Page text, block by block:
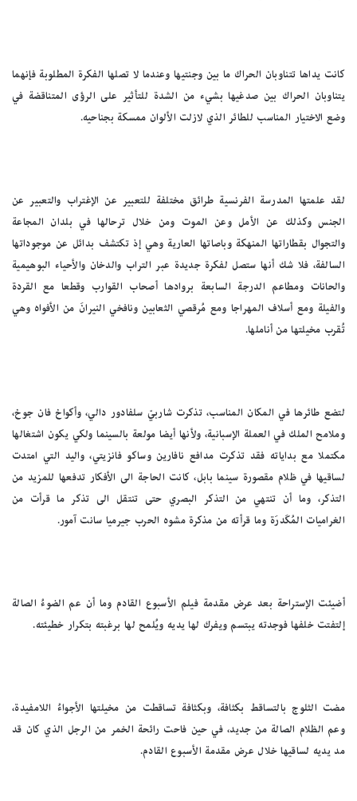
كانت يداها تتناوبان الحراك ما بين وجنتيها وعندما لا تصلها الفكرة المطلوبة فإنهما
يتناوبان الحراك بين صدغيها بشيء من الشدة للتأثير على الرؤى المتناقضة في
وضع الاختيار المناسب للطائر الذي لازلت الألوان ممسكة بجناحيه.
لقد علمتها المدرسة الفرنسية طرائق مختلفة للتعبير عن الإغتراب والتعبير عن
الجنس وكذلك عن الأمل وعن الموت ومن خلال ترحالها في بلدان المجاعة
والتجوال بقطاراتها المنهكة وباصاتها العارية وهي إذ تكتشف بدائل عن موجوداتها
السالفة، فلا شك أنها ستصل لفكرة جديدة عبر التراب والدخان والأحياء البوهيمية
والحانات ومطاعم الدرجة السابعة بروادها أصحاب القوارب وقطعا مع القردة
والفيلة ومع أسلاف المهراجا ومع مُرقصي الثعابين ونافخي النيرانَ من الأفواه وهي
تُقرب مخيلتها من أناملها.
لتضع طائرها في المكان المناسب، تذكرت شاربيّ سلفادور دالي، وأكواخ فان جوخ،
وملامح الملك في العملة الإسبانية، ولأنها أيضا مولعة بالسينما ولكي يكون اشتغالها
مكتملا مع بداياته فقد تذكرت مدافع نافارين وساكو فانزيتي، واليد التي امتدت
لساقيها في ظلام مقصورة سينما بابل، كانت الحاجة الى الأفكار تدفعها للمزيد من
التذكر، وما أن تنتهي من التذكر البصري حتى تنتقل الى تذكر ما قرأت من
الغراميات المُكَدرَة وما قرأته من مذكرة مشوه الحرب جيرميا سانت آمور.
أضيئت الإستراحة بعد عرض مقدمة فيلم الأسبوع القادم وما أن عم الضوءُ الصالة
إلتفتت خلفها فوجدته يبتسم ويفرك لها يديه ويُلمح لها برغبته بتكرار خطيئته.
مضت الثلوج بالتساقط بكثافة، وبكثافة تساقطت من مخيلتها الأجواءُ اللامفيدة،
وعم الظلام الصالة من جديد، في حين فاحت رائحة الخمر من الرجل الذي كان قد
مد يديه لساقيها خلال عرض مقدمة الأسبوع القادم.